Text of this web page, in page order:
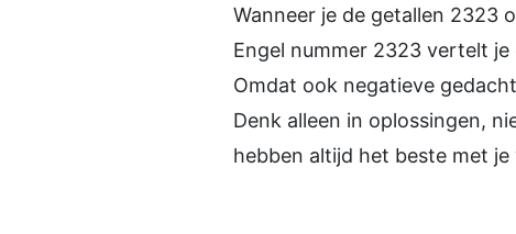
Wanneer je de getallen 2323
Engel nummer 2323 vertelt
Omdat ook negatieve
Denk alleen in oplossingen,
hebben altijd het beste met je